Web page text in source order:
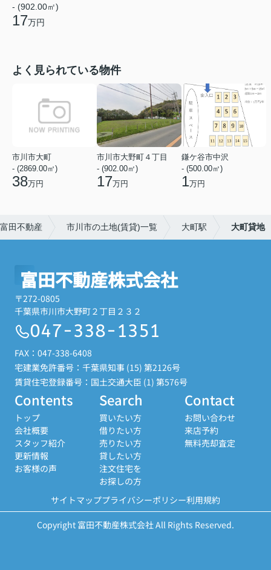
- (902.00㎡)
17万円
よく見られている物件
市川市大町
- (2869.00㎡)
38万円
市川市大野町４丁目
- (902.00㎡)
17万円
鎌ケ谷市中沢
- (500.00㎡)
1万円
田不動産 市川市の土地(賃貸)一覧 大町駅 大町貸地
富田不動産株式会社
〒272-0805
千葉県市川市大野町２丁目２３２
047-338-1351
FAX：047-338-6408
宅建業免許番号：千葉県知事 (15) 第2126号
賃貸住宅登録番号：国土交通大臣 (1) 第576号
Contents
トップ
会社概要
スタッフ紹介
更新情報
お客様の声
Search
買いたい方
借りたい方
売りたい方
貸したい方
注文住宅を
お探しの方
Contact
お問い合わせ
来店予約
無料売却査定
サイトマッププライバシーポリシー利用規約
Copyright 富田不動産株式会社 All Rights Reserved.